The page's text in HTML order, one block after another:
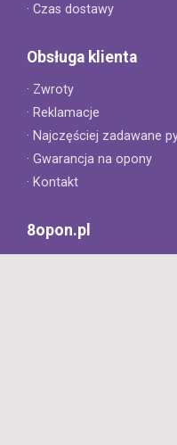
· Czas dostawy
Obsługa klienta
· Zwroty
· Reklamacje
· Najczęściej zadawane
· Gwarancja na opony
· Kontakt
8opon.pl